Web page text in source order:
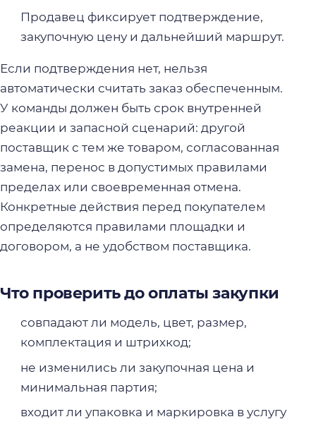
Продавец фиксирует подтверждение,
закупочную цену и дальнейший маршрут.
Если подтверждения нет, нельзя
автоматически считать заказ обеспеченным.
У команды должен быть срок внутренней
реакции и запасной сценарий: другой
поставщик с тем же товаром, согласованная
замена, перенос в допустимых правилами
пределах или своевременная отмена.
Конкретные действия перед покупателем
определяются правилами площадки и
договором, а не удобством поставщика.
Что проверить до оплаты закупки
совпадают ли модель, цвет, размер,
комплектация и штрихкод;
не изменились ли закупочная цена и
минимальная партия;
входит ли упаковка и маркировка в услугу